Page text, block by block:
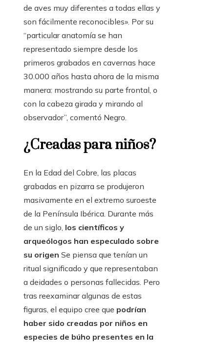
de aves muy diferentes a todas ellas y
son fácilmente reconocibles». Por su
“particular anatomía se han
representado siempre desde los
primeros grabados en cavernas hace
30.000 años hasta ahora de la misma
manera: mostrando su parte frontal, o
con la cabeza girada y mirando al
observador”, comentó Negro.
¿Creadas para niños?
En la Edad del Cobre, las placas
grabadas en pizarra se produjeron
masivamente en el extremo suroeste
de la Península Ibérica. Durante más
de un siglo, los científicos y
arqueólogos han especulado sobre
su origen Se piensa que tenían un
ritual significado y que representaban
a deidades o personas fallecidas. Pero
tras reexaminar algunas de estas
figuras, el equipo cree que podrían
haber sido creadas por niños en
especies de búho presentes en la